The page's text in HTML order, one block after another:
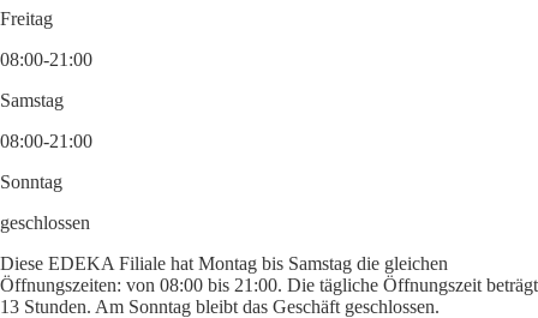
Freitag
08:00-21:00
Samstag
08:00-21:00
Sonntag
geschlossen
Diese EDEKA Filiale hat Montag bis Samstag die gleichen
Öffnungszeiten: von 08:00 bis 21:00. Die tägliche Öffnungszeit beträgt
13 Stunden. Am Sonntag bleibt das Geschäft geschlossen.